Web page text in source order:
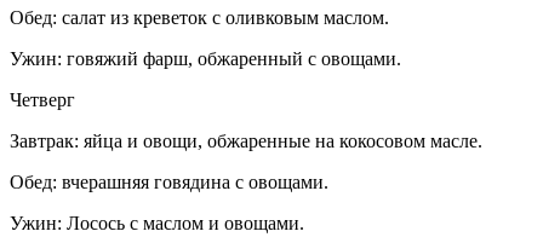
Обед: салат из креветок с оливковым маслом.
Ужин: говяжий фарш, обжаренный с овощами.
Четверг
Завтрак: яйца и овощи, обжаренные на кокосовом масле.
Обед: вчерашняя говядина с овощами.
Ужин: Лосось с маслом и овощами.